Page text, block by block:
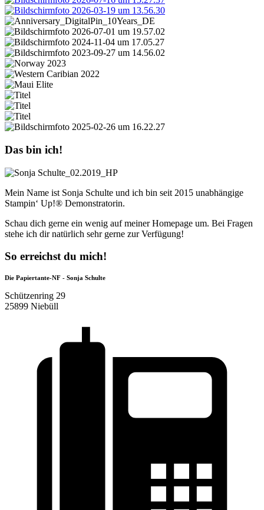
Das bin ich!
Mein Name ist Sonja Schulte und ich bin seit 2015 unabhängige
Stampin‘ Up!® Demonstratorin.
Schau dich gerne ein wenig auf meiner Homepage um. Bei Fragen
stehe ich dir natürlich sehr gerne zur Verfügung!
So erreichst du mich!
Die Papiertante-NF - Sonja Schulte
Schützenring 29
25899 Niebüll